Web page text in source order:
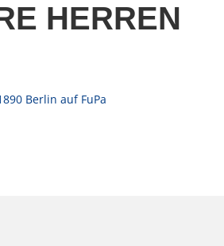
HERREN
Berlin auf FuPa